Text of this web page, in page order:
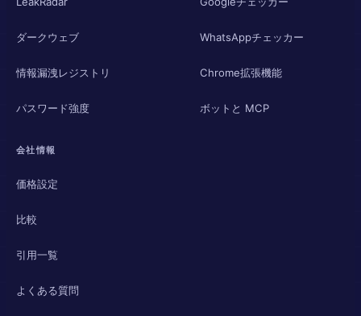
ダークウェブ
情報漏洩レジストリ
パスワード強度
WhatsAppチェッカー
Chrome拡張機能
ボットと MCP
会社情報
価格設定
比較
引用一覧
よくある質問